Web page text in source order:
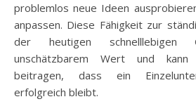
problemlos neue Ideen
anpassen. Diese Fähigkeit zur
der heutigen schnelllebigen
unschätzbarem Wert und kann
beitragen, dass ein
erfolgreich bleibt.